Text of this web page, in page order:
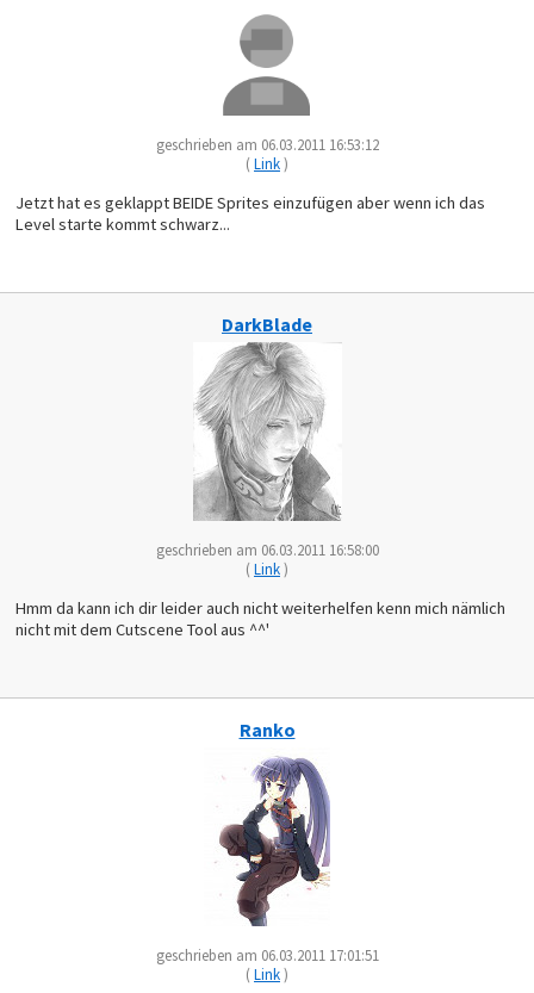
geschrieben am 06.03.2011 16:53:12
(Link)
Jetzt hat es geklappt BEIDE Sprites einzufügen aber wenn ich das
Level starte kommt schwarz...
DarkBlade
geschrieben am 06.03.2011 16:58:00
(Link)
Hmm da kann ich dir leider auch nicht weiterhelfen kenn mich nämlich
nicht mit dem Cutscene Tool aus ^^'
Ranko
geschrieben am 06.03.2011 17:01:51
(Link)